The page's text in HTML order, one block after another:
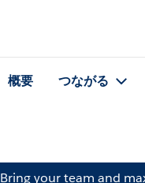
概要 つながる
Bring your team and